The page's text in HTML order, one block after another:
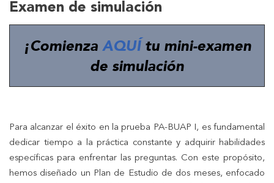
Examen de simulación
¡Comienza AQUÍ tu mini-examen
de simulación
Para alcanzar el éxito en la prueba PA-BUAP I, es fundamental
dedicar tiempo a la práctica constante y adquirir habilidades
específicas para enfrentar las preguntas. Con este propósito,
hemos diseñado un Plan de Estudio de dos meses, enfocado